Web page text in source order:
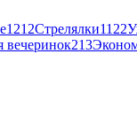
1212Стрелялки1122
вечеринок213